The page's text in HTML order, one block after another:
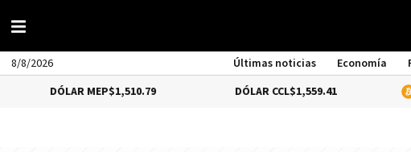
8/8/2026 Últimas noticias Economía
$1,510.79 $1,559.41